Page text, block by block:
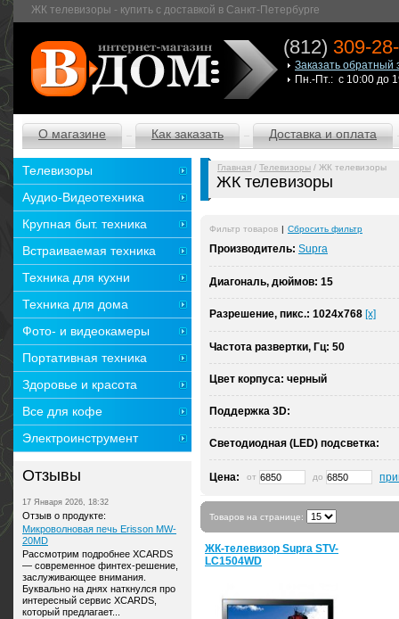
ЖК телевизоры - купить с доставкой в Санкт-Петербурге
(812) 309-
Заказать обратный
Пн.-Пт.: с 10:00 до
О магазине Как заказать Доставка и оплата
Главная / Телевизоры / ЖК телевизоры
ЖК телевизоры
Фильтр товаров | Сбросить фильтр
Производитель: Supra
Диагональ, дюймов: 15
Разрешение, пикс.: 1024x768 [x]
Частота развертки, Гц: 50
Цвет корпуса: черный
Поддержка 3D:
Светодиодная (LED) подсветка:
Цена: от до
Товаров на странице:
ЖК-телевизор Supra STV-
LC1504WD
Телевизоры
Аудио-Видеотехника
Крупная быт. техника
Встраиваемая техника
Техника для кухни
Техника для дома
Фото- и видеокамеры
Портативная техника
Здоровье и красота
Все для кофе
Электроинструмент
Отзывы
17 Января 2026, 18:32
Отзыв о продукте:
Микроволновая печь Erisson MW-
20MD
Рассмотрим подробнее XCARDS
— современное финтех-решение,
заслуживающее внимания.
Буквально на днях наткнулся про
интересный сервис XCARDS,
который предлагает...